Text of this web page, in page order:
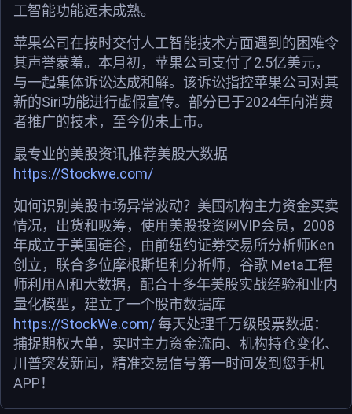
工智能功能远未成熟。
苹果公司在按时交付人工智能技术方面遇到的困难令
其声誉蒙羞。本月初，苹果公司支付了2.5亿美元，
与一起集体诉讼达成和解。该诉讼指控苹果公司对其
新的Siri功能进行虚假宣传。部分已于2024年向消费
者推广的技术，至今仍未上市。
最专业的美股资讯,推荐美股大数据
https://Stockwe.com/
如何识别美股市场异常波动？美国机构主力资金买卖
情况，出货和吸筹，使用美股投资网VIP会员，2008
年成立于美国硅谷，由前纽约证券交易所分析师Ken
创立，联合多位摩根斯坦利分析师，谷歌 Meta工程
师利用AI和大数据，配合十多年美股实战经验和业内
量化模型，建立了一个股市数据库
https://StockWe.com/每天处理千万级股票数据：
捕捉期权大单，实时主力资金流向、机构持仓变化、
川普突发新闻，精准交易信号第一时间发到您手机
APP！